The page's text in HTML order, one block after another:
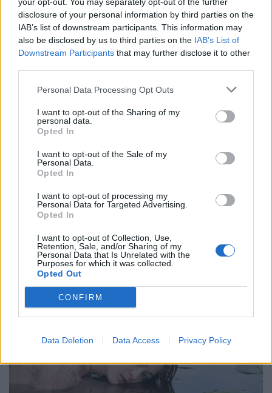
disclosure of your personal information by third parties on the
IAB’s list of downstream participants. This information may
also be disclosed by us to third parties on the IAB’s List of
Downstream Participants that may further disclose it to other
Personal Data Processing Opt Outs
I want to opt-out of the Sharing of my
personal data.
Opted In
I want to opt-out of the Sale of my
Personal Data.
Opted In
I want to opt-out of processing my
Personal Data for Targeted Advertising.
Opted In
I want to opt-out of Collection, Use,
Retention, Sale, and/or Sharing of my
Personal Data that Is Unrelated with the
Purposes for which it was collected.
Opted Out
CONFIRM
Data Deletion Data Access Privacy Policy